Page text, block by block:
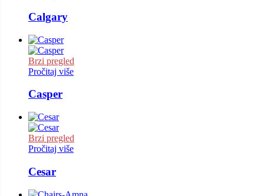
Calgary
Brzi pregled
Pročitaj više
Casper
Brzi pregled
Pročitaj više
Cesar